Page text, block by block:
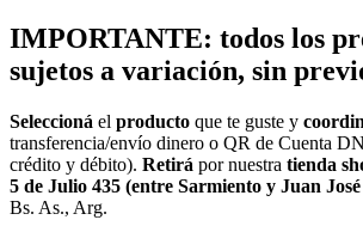
IMPORTANTE: todos los
sujetos a variación, sin
Seleccioná el producto que te guste y
transferencia/envío dinero o QR de Cuenta
crédito y débito). Retirá por nuestra tienda
5 de Julio 435 (entre Sarmiento y Juan
Bs. As., Arg.